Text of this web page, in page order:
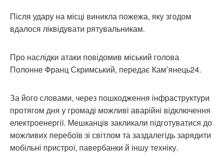
Після удару на місці виникла пожежа, яку згодом
вдалося ліквідувати рятувальникам.
Про наслідки атаки повідомив міський голова
Полонне Франц Скримський, передає Кам’янець24.
За його словами, через пошкодження інфраструктури
протягом дня у громаді можливі аварійні відключення
електроенергії. Мешканців закликали підготуватися до
можливих перебоїв зі світлом та заздалегідь зарядити
мобільні пристрої, павербанки й іншу техніку.